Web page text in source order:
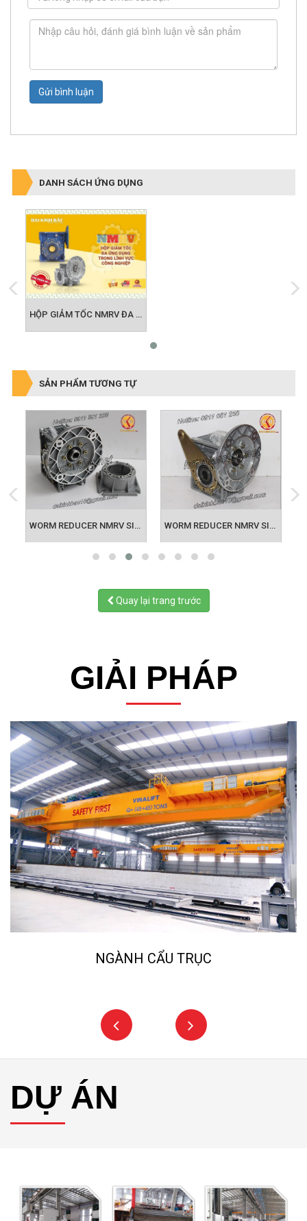
Gửi bình luận
DANH SÁCH ỨNG DỤNG
HỘP GIẢM TỐC NMRV ĐA ỨNG DỤNG TRONG NGÀNH CÔNG NGHIỆP
SẢN PHẨM TƯƠNG TỰ
WORM REDUCER NMRV SIZE 50 71B5 WORM REDUCER NMRV SIZE 63 80B5
Quay lại trang trước
GIẢI PHÁP
NGÀNH CẨU TRỤC
DỰ ÁN